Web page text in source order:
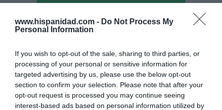
www.hispanidad.com - Do Not Process My
Personal Information
If you wish to opt-out of the sale, sharing to third parties, or
processing of your personal or sensitive information for
targeted advertising by us, please use the below opt-out
section to confirm your selection. Please note that after your
opt-out request is processed you may continue seeing
interest-based ads based on personal information utilized by